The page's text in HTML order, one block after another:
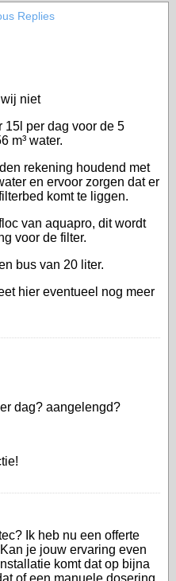
Replies
niet
per dag voor de 5
m³ water.
rekening houdend met
en ervoor zorgen dat er
komt te liggen.
van aquapro, dit wordt
voor de filter.
bus van 20 liter.
hier eventueel nog meer
dag? aangelengd?
Ik heb nu een offerte
je jouw ervaring even
komt dat op bijna
of een manuele dosering